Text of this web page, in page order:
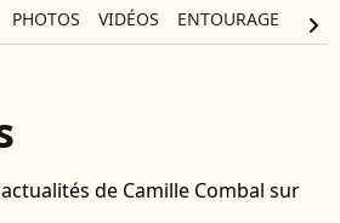
PHOTOS VIDÉOS ENTOURAGE chevron_right
de Camille Combal sur